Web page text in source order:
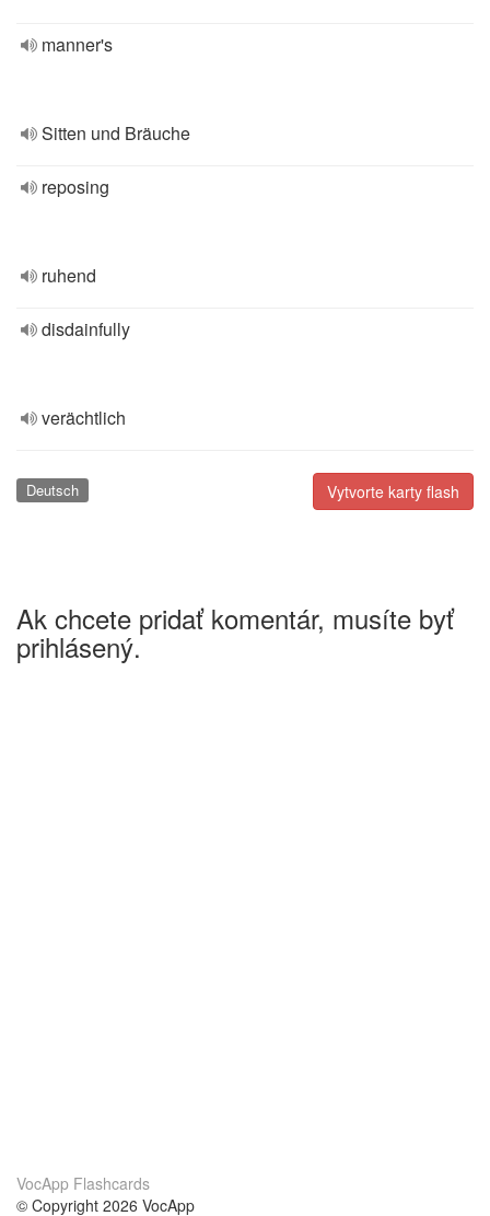
manner's
Sitten und Bräuche
reposing
ruhend
disdainfully
verächtlich
Vytvorte karty flash
Deutsch
Ak chcete pridať komentár, musíte byť
prihlásený.
VocApp Flashcards
© Copyright 2026 VocApp